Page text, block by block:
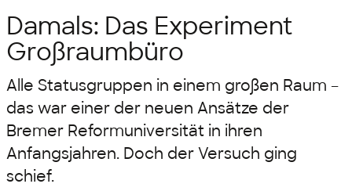
Damals: Das Experiment
Großraumbüro
Alle Statusgruppen in einem großen Raum –
das war einer der neuen Ansätze der
Bremer Reformuniversität in ihren
Anfangsjahren. Doch der Versuch ging
schief.